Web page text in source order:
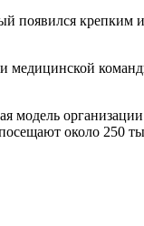
крепким
модель
около 250